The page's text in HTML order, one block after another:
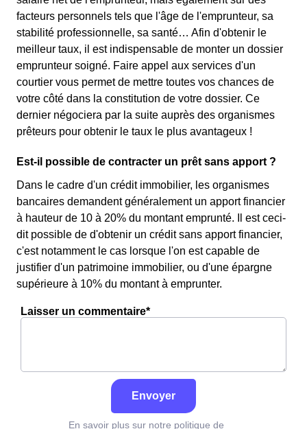
facteurs personnels tels que l'âge de l'emprunteur, sa
stabilité professionnelle, sa santé… Afin d'obtenir le
meilleur taux, il est indispensable de monter un dossier
emprunteur soigné. Faire appel aux services d'un
courtier vous permet de mettre toutes vos chances de
votre côté dans la constitution de votre dossier. Ce
dernier négociera par la suite auprès des organismes
prêteurs pour obtenir le taux le plus avantageux !
Est-il possible de contracter un prêt sans apport ?
Dans le cadre d'un crédit immobilier, les organismes
bancaires demandent généralement un apport financier
à hauteur de 10 à 20% du montant emprunté. Il est ceci-
dit possible de d'obtenir un crédit sans apport financier,
c'est notamment le cas lorsque l'on est capable de
justifier d'un patrimoine immobilier, ou d'une épargne
supérieure à 10% du montant à emprunter.
Laisser un commentaire*
Envoyer
En savoir plus sur notre politique de